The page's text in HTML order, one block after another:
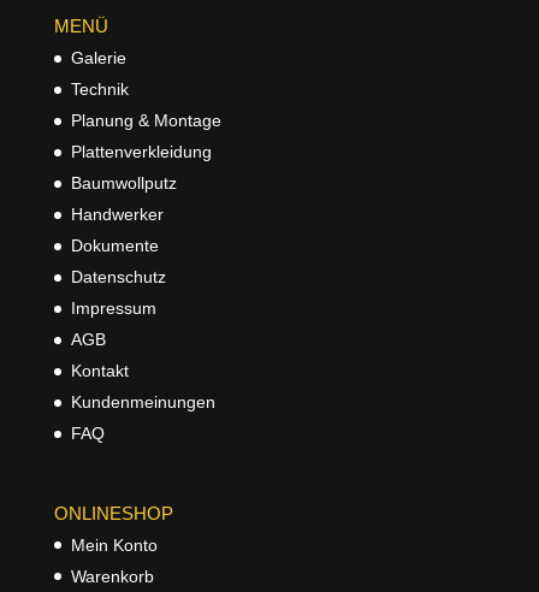
MENÜ
Galerie
Technik
Planung & Montage
Plattenverkleidung
Baumwollputz
Handwerker
Dokumente
Datenschutz
Impressum
AGB
Kontakt
Kundenmeinungen
FAQ
ONLINESHOP
Mein Konto
Warenkorb